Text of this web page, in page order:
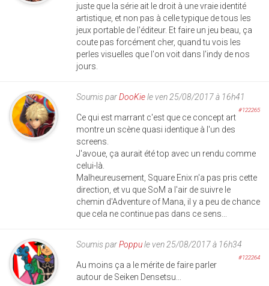
juste que la série ait le droit à une vraie identité
artistique, et non pas à celle typique de tous les
jeux portable de l'éditeur. Et faire un jeu beau, ça
coute pas forcément cher, quand tu vois les
perles visuelles que l'on voit dans l'indy de nos
jours.
Soumis parDooKiele ven 25/08/2017 à 16h41
#122265
Ce qui est marrant c'est que ce concept art
montre un scène quasi identique à l'un des
screens.
J'avoue, ça aurait été top avec un rendu comme
celui-là.
Malheureusement, Square Enix n'a pas pris cette
direction, et vu que SoM a l'air de suivre le
chemin d'Adventure of Mana, il y a peu de chance
que cela ne continue pas dans ce sens...
Soumis parPoppule ven 25/08/2017 à 16h34
#122264
Au moins ça a le mérite de faire parler
autour de Seiken Densetsu...